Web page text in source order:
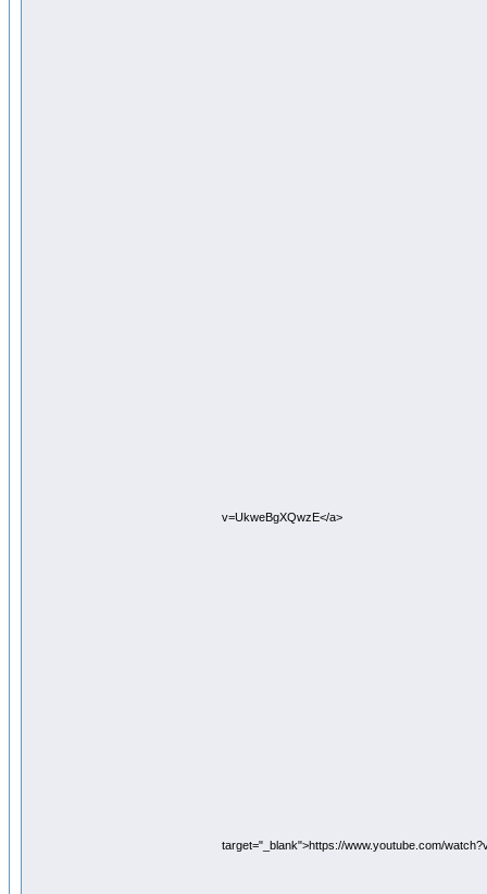
v=UkweBgXQwzE</a>
target="_blank">https://www.youtube.com/